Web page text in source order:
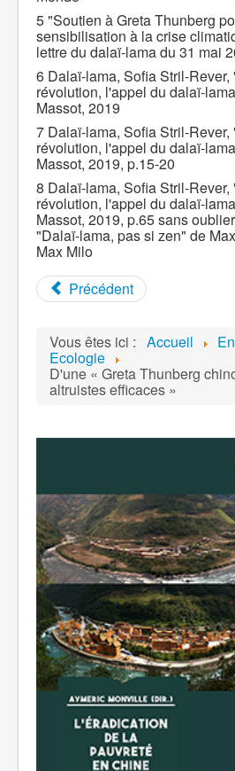
5 "Soutien à Greta Thunberg
sensibilisation à la crise
lettre du dalaï-lama du 31 mai
6 Dalaï-lama, Sofia Stril-Rever,
révolution, l'appel du dalaï-
Massot, 2019
7 Dalaï-lama, Sofia Stril-Rever,
révolution, l'appel du dalaï-
Massot, 2019, p.15-20
8 Dalaï-lama, Sofia Stril-Rever,
révolution, l'appel du dalaï-
Massot, 2019, p.65 sans
"Dalaï-lama, pas si zen" de
Max Milo
Précédent
Vous êtes ici : Accueil
Ecologie
D'une « Greta Thunberg
altruistes efficaces »